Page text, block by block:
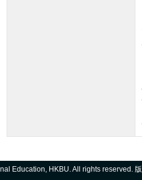
Education, HKBU. All rights reserved.